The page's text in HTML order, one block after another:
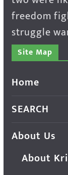
freedom
struggle
Site Map
Home
SEARCH
About Us
About